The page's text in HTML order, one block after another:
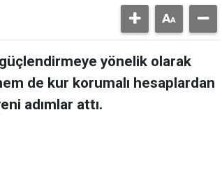
yönelik olarak
de kur korumalı hesaplardan
adımlar attı.